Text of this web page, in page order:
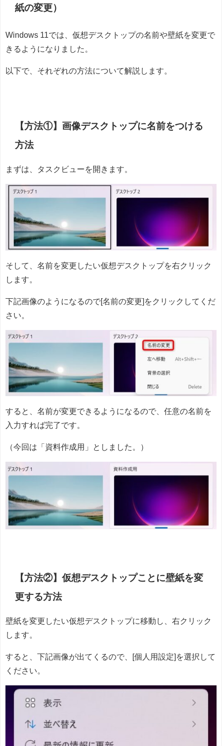
紙の変更）
Windows 11では、仮想デスクトップの名前や壁紙を変更で
きるようになりました。
以下で、それぞれの方法について解説します。
【方法①】画像デスクトップに名前をつける
方法
まずは、タスクビューを開きます。
そして、名前を変更したい仮想デスクトップを右クリック
します。
下記画像のようになるので[名前の変更]をクリックしてくだ
さい。
すると、名前が変更できるようになるので、任意の名前を
入力すれば完了です。
（今回は「資料作成用」としました。）
【方法②】仮想デスクトップことに壁紙を変
更する方法
壁紙を変更したい仮想デスクトップに移動し、右クリック
します。
すると、下記画像が出てくるので、[個人用設定]を選択して
ください。